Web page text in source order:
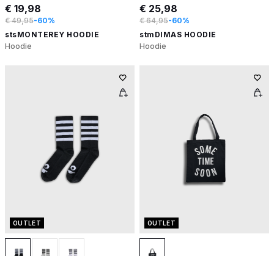
€ 19,98
€ 49,95-60%
stsMONTEREY HOODIE
Hoodie
€ 25,98
€ 64,95-60%
stmDIMAS HOODIE
Hoodie
OUTLET OUTLET